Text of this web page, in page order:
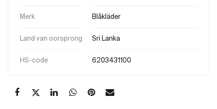
Merk Blåkläder
Land van oorsprong Sri Lanka
HS-code 6203431100